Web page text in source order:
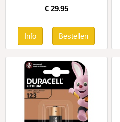
€ 29.95